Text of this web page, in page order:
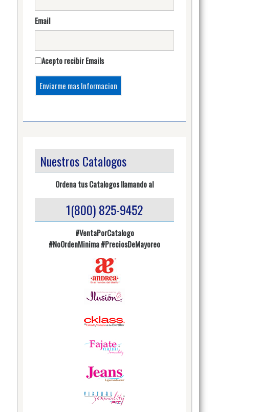
Email
Acepto recibir Emails
Nuestros Catalogos
Ordena tus Catalogos llamando al
1(800) 825-9452
#VentaPorCatalogo
#NoOrdenMinima#PreciosDeMayoreo